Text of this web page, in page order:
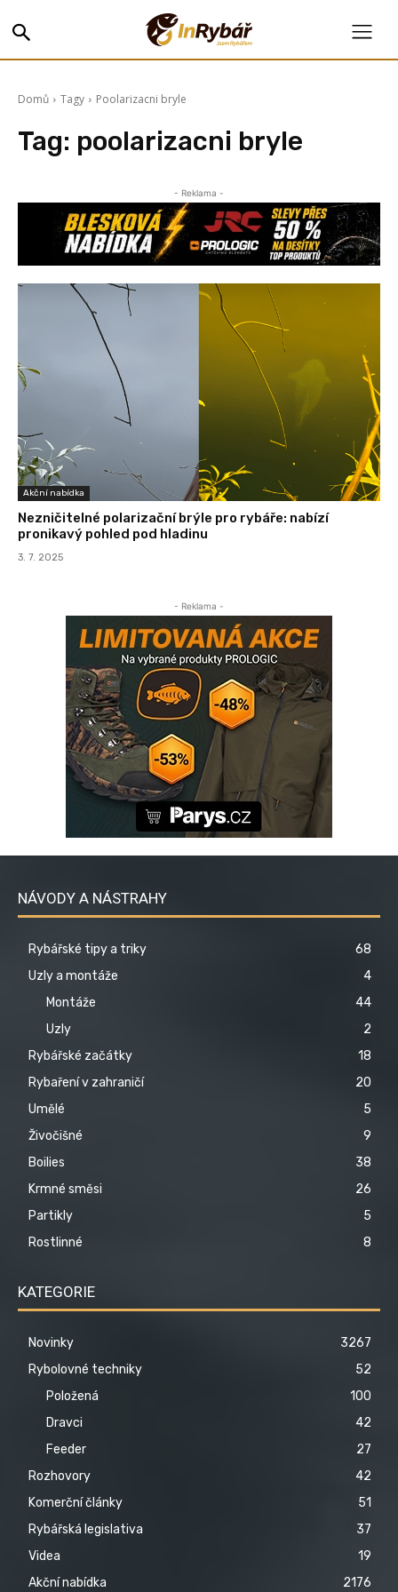
Domů Tagy Poolarizacni bryle
Tag: poolarizacni bryle
- Reklama -
Akční nabídka
Nezničitelné polarizační brýle pro rybáře: nabízí
pronikavý pohled pod hladinu
3. 7. 2025
- Reklama -
NÁVODY A NÁSTRAHY
Rybářské tipy a triky
68
Uzly a montáže
4
Montáže
44
Uzly
2
Rybářské začátky
18
Rybaření v zahraničí
20
Umělé
5
Živočišné
9
Boilies
38
Krmné směsi
26
Partikly
5
Rostlinné
8
KATEGORIE
Novinky
3267
Rybolovné techniky
52
Položená
100
Dravci
42
Feeder
27
Rozhovory
42
Komerční články
51
Rybářská legislativa
37
Videa
19
Akční nabídka
2176